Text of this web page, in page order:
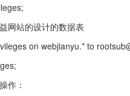
网站的设计的数据表
on webjianyu.* to
作：